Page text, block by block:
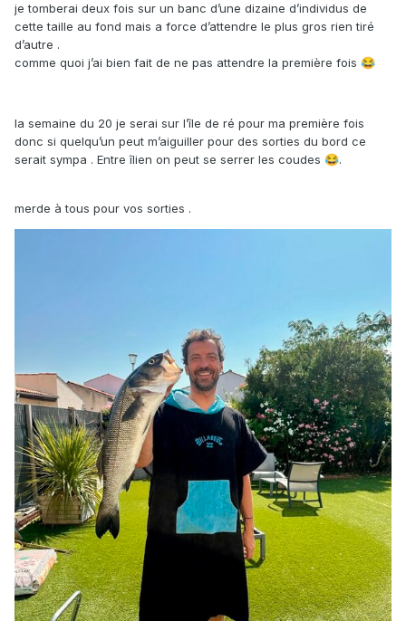
je tomberai deux fois sur un banc d’une dizaine d’individus de
cette taille au fond mais a force d’attendre le plus gros rien tiré
d’autre .
comme quoi j’ai bien fait de ne pas attendre la première fois 😂
la semaine du 20 je serai sur l’île de ré pour ma première fois
donc si quelqu’un peut m’aiguiller pour des sorties du bord ce
serait sympa . Entre îlien on peut se serrer les coudes 😂.
merde à tous pour vos sorties .